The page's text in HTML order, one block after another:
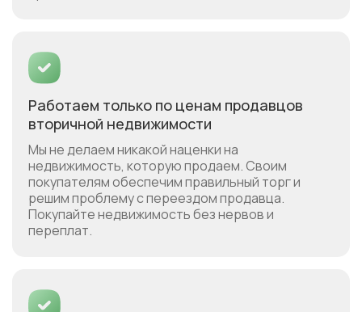
Работаем только по ценам продавцов
вторичной недвижимости
Мы не делаем никакой наценки на
недвижимость, которую продаем. Своим
покупателям обеспечим правильный торг и
решим проблему с переездом продавца.
Покупайте недвижимость без нервов и
переплат.